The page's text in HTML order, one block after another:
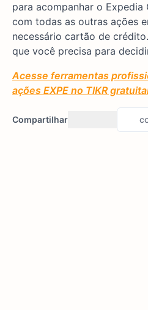
para acompanhar o Expedia
com todas as outras ações
necessário cartão de
que você precisa para
Acesse ferramentas
ações EXPE no TIKR
Compartilhar